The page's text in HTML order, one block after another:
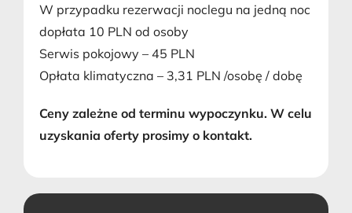
W przypadku rezerwacji noclegu na jedną noc
dopłata 10 PLN od osoby
Serwis pokojowy – 45 PLN
Opłata klimatyczna – 3,31 PLN /osobę / dobę
Ceny zależne od terminu wypoczynku. W celu
uzyskania oferty prosimy o kontakt.